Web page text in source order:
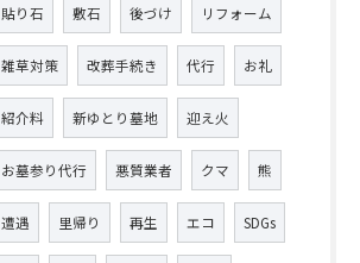
貼り石 敷石 後づけ リフォーム
雑草対策 改葬手続き 代行 お礼
紹介料 新ゆとり墓地 迎え火
お墓参り代行 悪質業者 クマ 熊
遭遇 里帰り 再生 エコ SDGs